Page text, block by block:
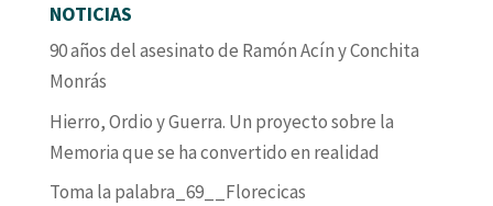
NOTICIAS
90 años del asesinato de Ramón Acín y Conchita
Monrás
Hierro, Ordio y Guerra. Un proyecto sobre la
Memoria que se ha convertido en realidad
Toma la palabra_69__Florecicas